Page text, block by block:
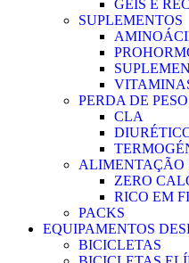
GEIS E
SUPLEMENTOS
PERDA DE PESO
CLA
ALIMENTAÇÃO
ZERO
RICO EM
PACKS
EQUIPAMENTOS
BICICLETAS